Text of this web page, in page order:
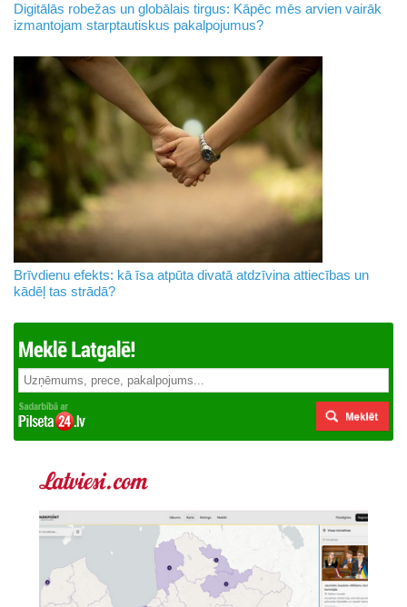
Digitālās robežas un globālais tirgus: Kāpēc mēs arvien vairāk
izmantojam starptautiskus pakalpojumus?
Brīvdienu efekts: kā īsa atpūta divatā atdzīvina attiecības un
kādēļ tas strādā?